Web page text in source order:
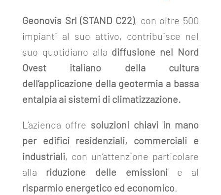
Geonovis Srl (STAND C22), con oltre 500
impianti al suo attivo, contribuisce nel
suo quotidiano alla diffusione nel Nord
Ovest italiano della cultura
dell’applicazione della geotermia a bassa
entalpia ai sistemi di climatizzazione.
L ’azienda offre soluzioni chiavi in mano
per edifici residenziali, commerciali e
industriali, con un’attenzione particolare
alla riduzione delle emissionie al
risparmio energetico ed economico.